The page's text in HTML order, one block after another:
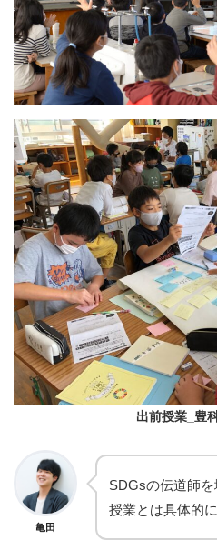
出前授業_豊
亀田
SDGsの伝道師
授業とは具体的